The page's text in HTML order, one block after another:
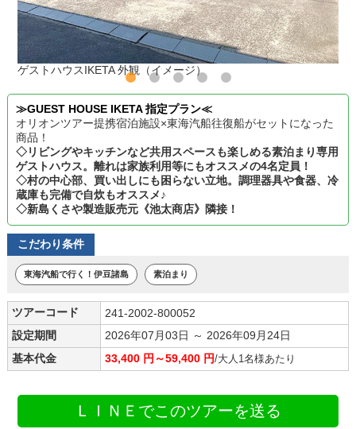
ゲストハウスIKETA 外観（イメージ）
≫GUEST HOUSE IKETA 指定プラン≪
オリオンツアー提携宿泊施設×東海汽船往復船がセットになった
商品！
◇リビングやキッチンなど共用スペースも楽しめる素泊まり専用
ゲストハウス。離れは家族利用等にもオススメの4名定員！
◇村の中心部、買い出しにも困らない立地。調理器具や食器、冷
蔵庫も完備で自炊もオススメ♪
◇新島くさや製造販売元《池太商店》隣接！
こだわり条件
東海汽船で行く！伊豆諸島 素泊まり
ツアーコード
241-2002-800052
設定期間
2026年07月03日 ～ 2026年09月24日
基本代金
33,400 円～59,400 円/大人1名様あたり
ＬＩＮＥでこのツアーを送る